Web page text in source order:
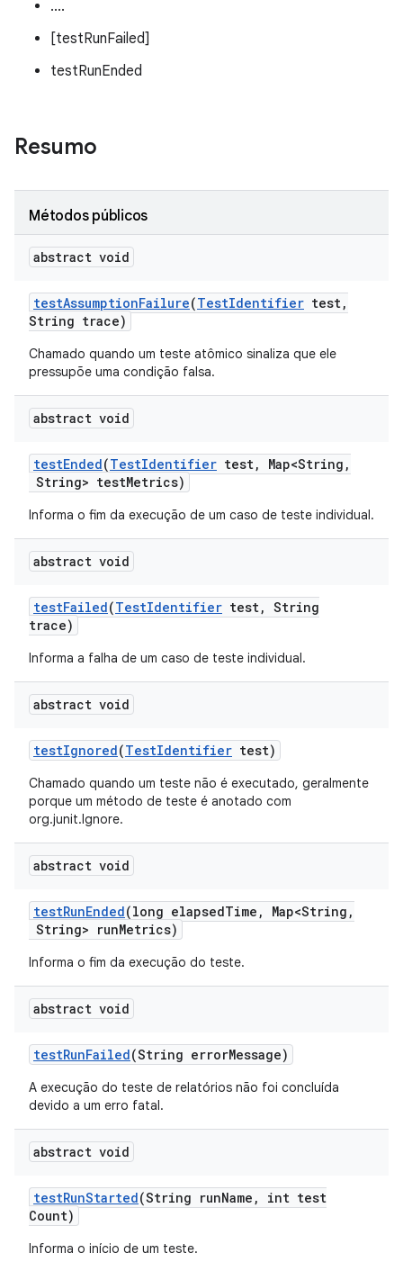
....
[testRunFailed]
testRunEnded
Resumo
Métodos públicos
abstract void
testAssumptionFailure(TestIdentifier test,
String trace)
Chamado quando um teste atômico sinaliza que ele
pressupõe uma condição falsa.
abstract void
testEnded(TestIdentifier test, Map<String ,
String> testMetrics)
Informa o fim da execução de um caso de teste individual.
abstract void
testFailed(TestIdentifier test, String
trace)
Informa a falha de um caso de teste individual.
abstract void
testIgnored(TestIdentifier test)
Chamado quando um teste não é executado, geralmente
porque um método de teste é anotado com
org.junit.Ignore.
abstract void
testRunEnded(long elapsedTime , Map<String ,
String> runMetrics)
Informa o fim da execução do teste.
abstract void
testRunFailed(String errorMessage)
A execução do teste de relatórios não foi concluída
devido a um erro fatal.
abstract void
testRunStarted(String runName ,
int test
Count)
Informa o início de um teste.